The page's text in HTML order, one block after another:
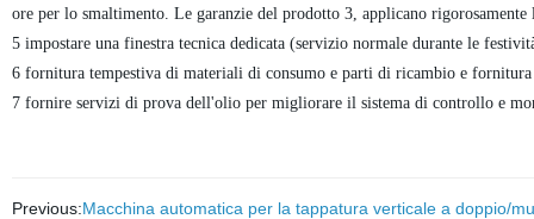
ore per lo smaltimento. Le garanzie del prodotto 3, applicano
5 impostare una finestra tecnica dedicata (servizio normale durante le
6 fornitura tempestiva di materiali di consumo e parti di ricambio e
7 fornire servizi di prova dell'olio per migliorare il sistema di controllo e
Previous:Macchina automatica per la tappatura verticale a doppio/